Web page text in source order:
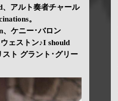
アルト奏者チャール
。
、ケニー･バロン
ェストン♪I should
ト グラント･グリー